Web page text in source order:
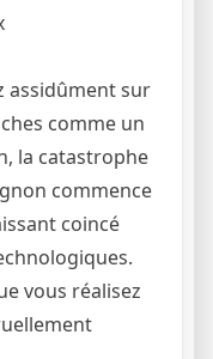
assidûment sur
comme un
la catastrophe
commence
coincé
vous réalisez